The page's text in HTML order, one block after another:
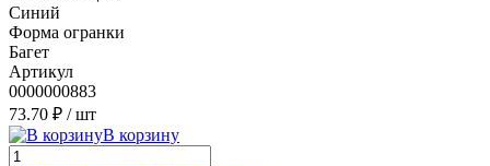
Синий
Форма огранки
Багет
Артикул
0000000883
73.70 ₽ / шт
В корзину